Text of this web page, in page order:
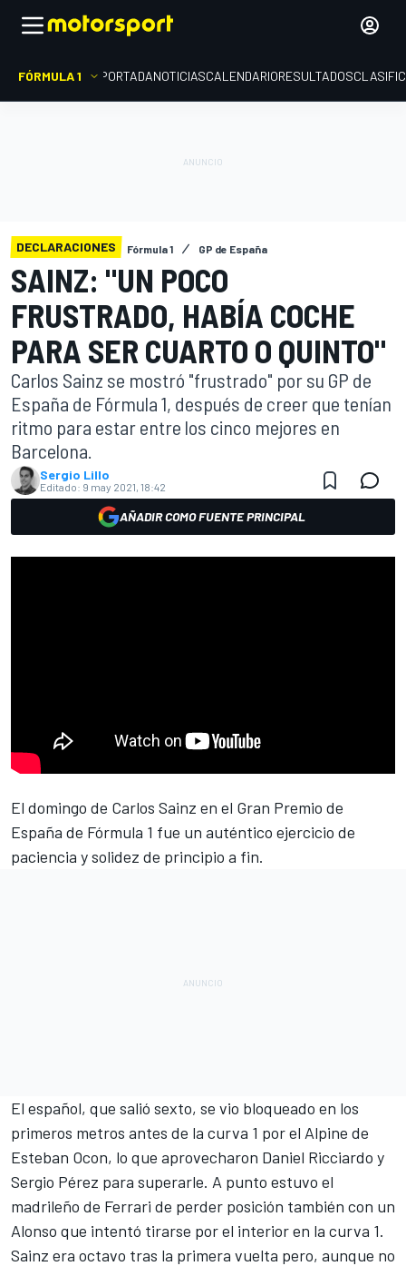
FÓRMULA 1 PORTADANOTICIASCALENDARIORESULTADOS
DECLARACIONES Fórmula 1 GP de España
SAINZ: "UN POCO
FRUSTRADO, HABÍA COCHE
PARA SER CUARTO O QUINTO"
Carlos Sainz se mostró "frustrado" por su GP de
España de Fórmula 1, después de creer que tenían
ritmo para estar entre los cinco mejores en
Barcelona.
Sergio Lillo
Editado: 9 may 2021, 18:42
AÑADIR COMO FUENTE PRINCIPAL
El domingo de Carlos Sainz en el Gran Premio de
España de Fórmula 1 fue un auténtico ejercicio de
paciencia y solidez de principio a fin.
El español, que salió sexto, se vio bloqueado en los
primeros metros antes de la curva 1 por el Alpine de
Esteban Ocon, lo que aprovecharon Daniel Ricciardo y
Sergio Pérez para superarle. A punto estuvo el
madrileño de Ferrari de perder posición también con un
Alonso que intentó tirarse por el interior en la curva 1.
Sainz era octavo tras la primera vuelta pero, aunque no